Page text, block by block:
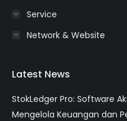
Service
Network & Website
Latest News
StokLedger Pro: Software
Mengelola Keuangan dan